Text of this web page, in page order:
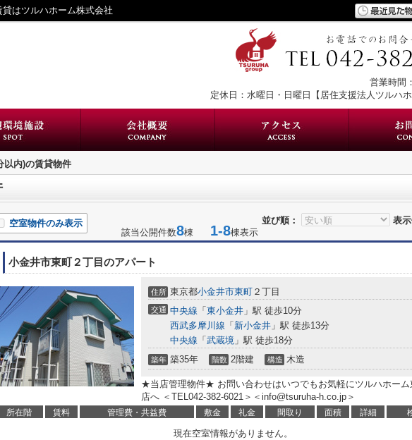
はツルハホーム株式会社
営業時間
定休日：水曜日・日曜日【居住支援法人ツルハホ
以内)の賃貸物件
並び順： 表示
空室物件のみ表示
該当公開件数8棟 1-8棟表示
小金井市東町２丁目のアパート
住所 東京都小金井市東町 ２丁目
交通 中央線 「 東小金井 」駅 徒歩10分
西武多摩川線 「 新小金井 」駅 徒歩13分
中央線 「 武蔵境 」駅 徒歩18分
築年 築35年 階数 2階建 構造 木造
★当店管理物件★ お問い合わせはいつでもお気軽にツルハホーム
店へ ＜TEL042-382-6021＞＜info@tsuruha-h.co.jp＞
所在階 賃料 管理費・共益費 敷金 礼金 間取り 面積 詳細
現在空室情報がありません。